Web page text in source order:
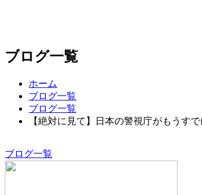
ブログ一覧
ホーム
ブログ一覧
ブログ一覧
【絶対に見て】日本の警視庁がもう
ブログ一覧